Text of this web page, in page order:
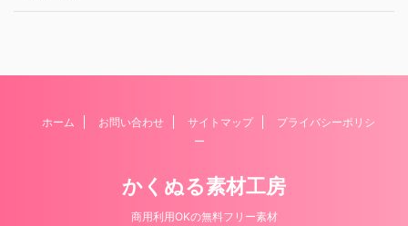
ホーム お問い合わせ サイトマップ
プライバシーポリシ
ー
かくぬる素材工房
商用利用OKの無料フリー素材